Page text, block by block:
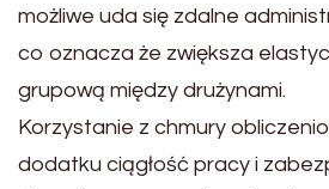
możliwe uda się zdalne
co oznacza że zwiększa
grupową między drużynami.
Korzystanie z chmury
dodatku ciągłość pracy i